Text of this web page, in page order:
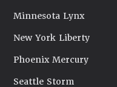
Minnesota Lynx
New York Liberty
Phoenix Mercury
Seattle Storm